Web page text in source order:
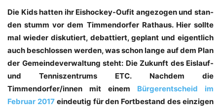
Die Kids hat­ten ihr Eis­ho­ckey-Oufit ange­zo­gen und stan­
den stumm vor dem Tim­men­dor­fer Rat­haus. Hier soll­te
mal wie­der dis­ku­tiert, debat­tiert, geplant und eigent­lich
auch beschlos­sen wer­den, was schon lan­ge auf dem Plan
der Gemein­de­ver­wal­tung steht: Die Zukunft des Eis­lauf-
und Ten­nis­zen­trums ETC. Nach­dem die
Timmendorfer/innen mit einem Bür­ger­ent­scheid im
Febru­ar 2017ein­deu­tig für den Fort­be­stand des ein­zi­gen